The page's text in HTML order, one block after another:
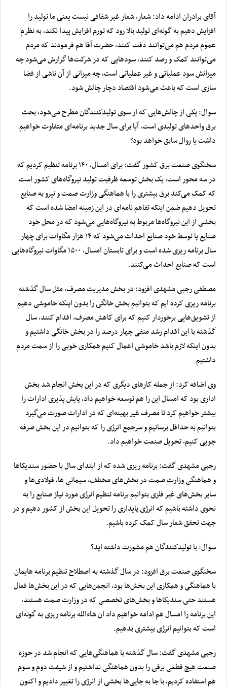
آقای برادران ادامه داد: شعار، شعار غیر شفافی نیست یعنی ما تولید را
افزایش دهیم به گونه‌ای تولید بالا رود که تورم افزایش پیدا نکند، به نظرم
عموم مردم هم می‌توانند دقت کنند، حضرت آقا هم فرمودند که مردم
می‌توانند کمک و رصد کنند، سود‌هایی که در شرکت‌ها گزارش می‌شود چه
میزانش سود عملیاتی و غیر عملیاتی است، چه میزانی از آن ناشی از فضا
سازی است که باعث می‌شود اقتصاد دچار چالش شود.
سوال: یکی از چالش‌هایی که از سوی تولیدکنندگان مطرح می‌شود، بحث
برق واحد‌های تولیدی است، آیا برای سال جدید برنامه‌ای متفاوت خواهیم
داشت یا روال سابق خواهد بود؟
سخنگوی صنعت برق کشور گفت: برای امسال, ۱۴۰ برنامه تنظیم کردیم که
در سه محور است، یک بخش توسعه ظرفیت تولید نیروگاه‌های کشور است
که کمک می‌کند برق بیشتری را با هماهنگی وزارت صمت و نیرو به صنایع
تحویل دهیم ضمن اینکه تفاهم نامه‌ای در این زمینه امضا شده است که
بخشی از این نیروگاه‌ها مربوط به نیروگاه‌هایی می‌شود که در محل خود
صنایع یا توسط خود صنایع احداث می‌شود که ۱۴ هزار مگاوات برای چهار
سال برنامه ریزی شده است و برای تابستان امسال, ۱۵۰۰ مگاوات نیروگاه‌هایی
است که صنایع احداث می‌کنند.
مصطفی رجبی مشهدی افزود: در بخش مدیریت مصرف، مثل سال گذشته
برنامه ریزی کرده ایم که بتوانیم بخش خانگی را بدون اینکه خاموشی دهیم
از تشویق‌هایی برخوردار کنیم که برای کاهش مصرف، اقدام کنند، سال
گذشته با این اقدام رشد منفی چهار درصد را در بخش خانگی داشتیم و
بدون اینکه لازم باشد خاموشی اعمال کنیم همکاری خوبی را از سمت مردم
داشتیم
وی اضافه کرد: از جمله کار‌های دیگری که در این بخش انجام شد بخش
اداری بود که امسال این را هم توسعه خواهیم داد، پایش پذیری ادارات را
بیشتر خواهیم کرد تا مصرف غیر بهینه‌ای که در ادارات صورت می‌گیرد
بتوانیم به حداقل برسانیم و سرجمع انرژی را که بتوانیم در این بخش صرفه
جویی کنیم، تحویل صنعت خواهیم داد.
رجبی مشهدی گفت: برنامه ریزی شده که از ابتدای سال با حضور سندیکا‌ها
و هماهنگی وزارت صمت در بخش‌های مختلف، سیمانی ها، فولادی‌ها و
سایر بخش‌های غیر فلزی بتوانیم برنامه تنظیم انرژی مورد نیاز صنایع را به
نحوی داشته باشیم که انرژی پایداری را تحویل این بخش از کشور دهیم و در
جهت تحقق شعار سال کمک کرده باشیم.
سوال: با تولیدکنندگان هم مشورت داشته اید؟
سخنگوی صنعت برق افزود: در سال گذشته به اصطلاح تنظیم برنامه هایمان
با هماهنگی و همکاری این بخش‌ها بود، انجمن‌هایی که در این بخش‌ها فعال
هستند حتی سندیکا‌ها و بخش‌های تخصصی که در وزارت صمت هستند،
این برنامه را امسال هم ادامه خواهیم داد ان شاءالله برنامه ریزی به گونه‌ای
است که بتوانیم انرژی بیشتری بدهیم.
رجبی مشهدی گفت: سال گذشته با هماهنگی‌هایی که انجام شد در حوزه
صنعت هیچ قطعی برقی را بدون هماهنگی نداشتیم و از شیفت دوم و سوم
هم استفاده کردیم، با جا به جایی‌ها بخشی از انرژی را تغییر دادیم و اکنون